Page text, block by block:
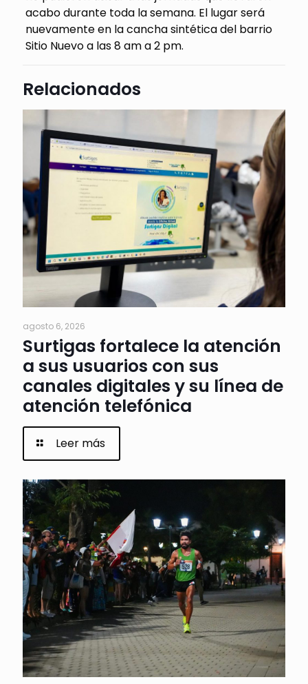
acabo durante toda la semana. El lugar será
nuevamente en la cancha sintética del barrio
Sitio Nuevo a las 8 am a 2 pm.
Relacionados
agosto 6, 2026
Surtigas fortalece la atención
a sus usuarios con sus
canales digitales y su línea de
atención telefónica
Leer más